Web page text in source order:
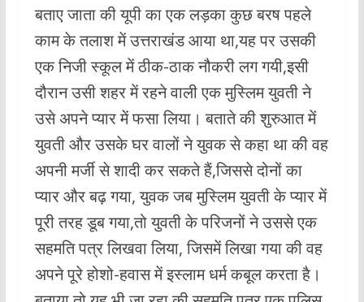
बताए जाता की यूपी का एक लड़का कुछ बरष पहले
काम के तलाश में उत्तराखंड आया था,यह पर उसकी
एक निजी स्कूल में ठीक-ठाक नौकरी लग गयी,इसी
दौरान उसी शहर में रहने वाली एक मुस्लिम युवती ने
उसे अपने प्यार में फसा लिया। बताते की शुरुआत में
युवती और उसके घर वालों ने युवक से कहा था की वह
अपनी मर्जी से शादी कर सकते हैं,जिससे दोनों का
प्यार और बढ़ गया, युवक जब मुस्लिम युवती के प्यार में
पूरी तरह डूब गया,तो युवती के परिजनों ने उससे एक
सहमति पत्र लिखवा लिया, जिसमें लिखा गया की वह
अपने पूरे होशो-हवास में इस्लाम धर्म कबूल करता है।